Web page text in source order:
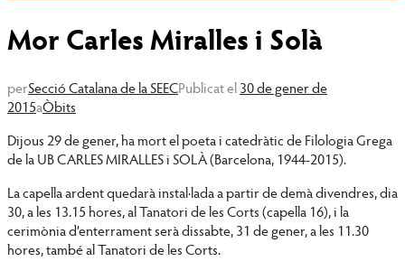
Mor Carles Miralles i Solà
perSecció Catalana de la SEECPublicat el30 de gener de
2015aÒbits
Dijous 29 de gener, ha mort el poeta i catedràtic de Filologia Grega
de la UB CARLES MIRALLES i SOLÀ (Barcelona, 1944-2015).
La capella ardent quedarà instal·lada a partir de demà divendres, dia
30, a les 13.15 hores, al Tanatori de les Corts (capella 16), i la
cerimònia d’enterrament serà dissabte, 31 de gener, a les 11.30
hores, també al Tanatori de les Corts.